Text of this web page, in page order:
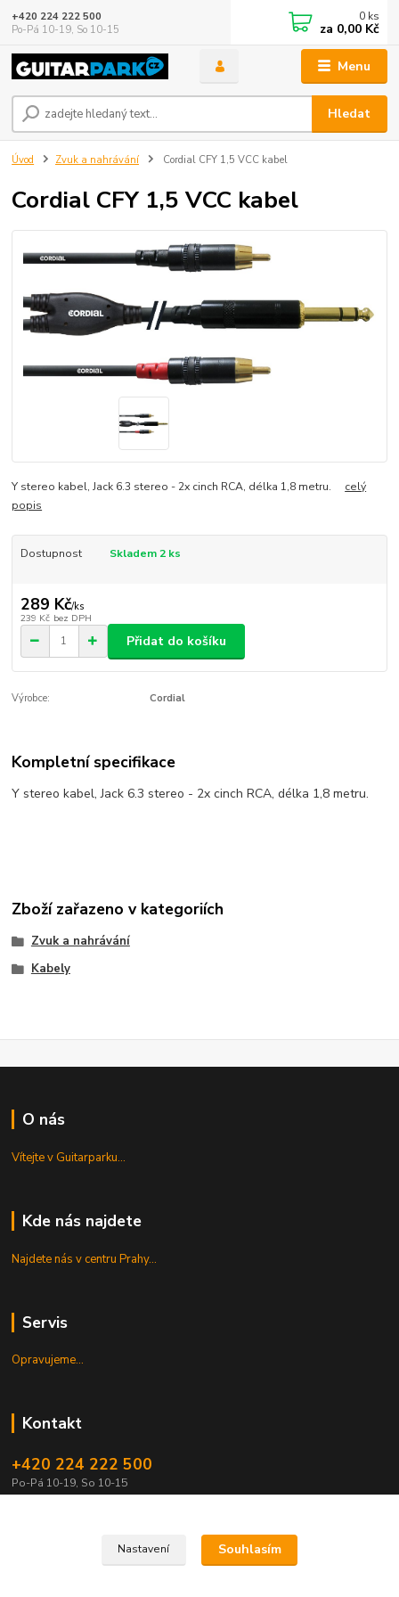
Menu
Hledat
+420 224 222 500
Po-Pá 10-19, So 10-15
0 ks
za 0,00 Kč
Úvod Zvuk a nahrávání Cordial CFY 1,5 VCC kabel
Cordial CFY 1,5 VCC kabel
Y stereo kabel, Jack 6.3 stereo - 2x cinch RCA, délka 1,8 metru. celý
popis
Dostupnost Skladem 2 ks
289 Kč/ks
239 Kč bez DPH
Přidat do košíku
Výrobce: Cordial
Kompletní specifikace
Y stereo kabel, Jack 6.3 stereo - 2x cinch RCA, délka 1,8 metru.
Zboží zařazeno v kategoriích
Zvuk a nahrávání
Kabely
O nás
Vítejte v Guitarparku...
Kde nás najdete
Najdete nás v centru Prahy...
Servis
Opravujeme...
Kontakt
+420 224 222 500
Po-Pá 10-19, So 10-15
Nastavení Souhlasím